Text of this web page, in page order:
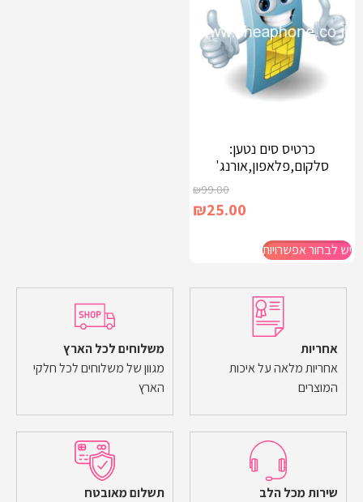
כרטיס סים נטען:
סלקום,פלאפון,אורנג'
₪99.00
₪25.00
יש לבחור אפשרויות
אחריות
אחריות מלאה על איכות
המוצרים
משלוחים לכל הארץ
מגוון של משלוחים לכל חלקי
הארץ
שירות מכל הלב
תשלום מאובטח